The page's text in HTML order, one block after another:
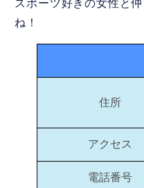
スポーツ好きの女性と
ね！
住所
アクセス
電話番号